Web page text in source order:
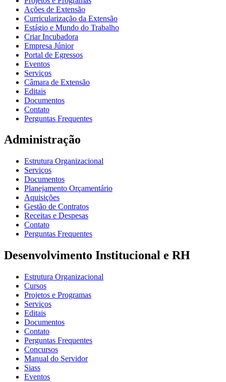
Ações de Extensão
Curricularização da Extensão
Estágio e Mundo do Trabalho
Criar Incubadora
Empresa Júnior
Portal de Egressos
Eventos
Serviços
Câmara de Extensão
Editais
Documentos
Contato
Perguntas Frequentes
Administração
Estrutura Organizacional
Serviços
Documentos
Planejamento Orçamentário
Aquisições
Gestão de Contratos
Receitas e Despesas
Contato
Perguntas Frequentes
Desenvolvimento Institucional e RH
Estrutura Organizacional
Cursos
Projetos e Programas
Serviços
Editais
Documentos
Contato
Perguntas Frequentes
Concursos
Manual do Servidor
Siass
Eventos